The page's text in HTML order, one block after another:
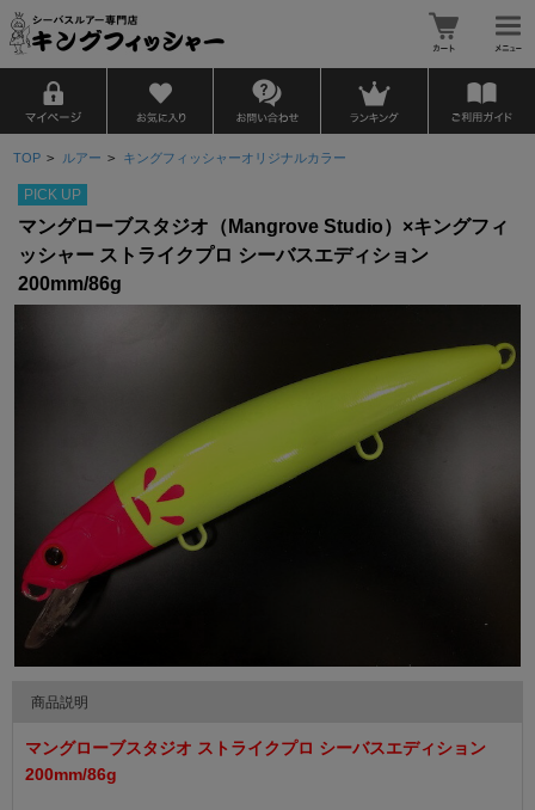
TOP > ルアー > キングフィッシャーオリジナルカラー
PICK UP
マングローブスタジオ（Mangrove Studio）×キングフィ
ッシャー ストライクプロ シーバスエディション
200mm/86g
商品説明
マングローブスタジオ ストライクプロ シーバスエディション
200mm/86g